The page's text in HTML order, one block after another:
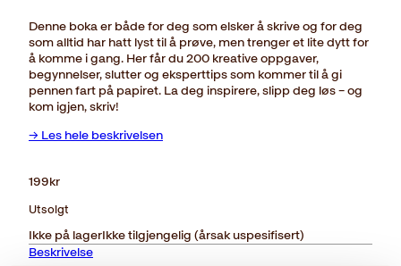
Denne boka er både for deg som elsker å skrive og for deg
som alltid har hatt lyst til å prøve, men trenger et lite dytt for
å komme i gang. Her får du 200 kreative oppgaver,
begynnelser, slutter og eksperttips som kommer til å gi
pennen fart på papiret. La deg inspirere, slipp deg løs – og
kom igjen, skriv!
→ Les hele beskrivelsen
199kr
Utsolgt
Ikke på lagerIkke tilgjengelig (årsak uspesifisert)
Beskrivelse